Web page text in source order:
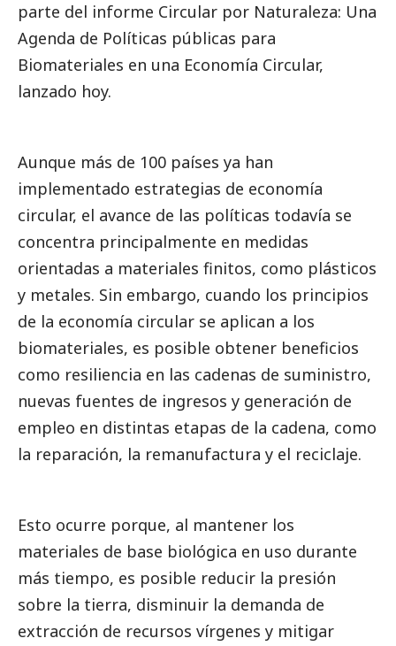
parte del informe Circular por Naturaleza: Una
Agenda de Políticas públicas para
Biomateriales en una Economía Circular,
lanzado hoy.
Aunque más de 100 países ya han
implementado estrategias de economía
circular, el avance de las políticas todavía se
concentra principalmente en medidas
orientadas a materiales finitos, como plásticos
y metales. Sin embargo, cuando los principios
de la economía circular se aplican a los
biomateriales, es posible obtener beneficios
como resiliencia en las cadenas de suministro,
nuevas fuentes de ingresos y generación de
empleo en distintas etapas de la cadena, como
la reparación, la remanufactura y el reciclaje.
Esto ocurre porque, al mantener los
materiales de base biológica en uso durante
más tiempo, es posible reducir la presión
sobre la tierra, disminuir la demanda de
extracción de recursos vírgenes y mitigar